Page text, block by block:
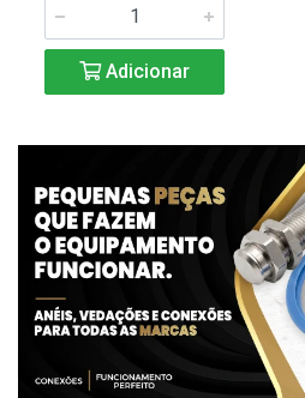
Adicionar